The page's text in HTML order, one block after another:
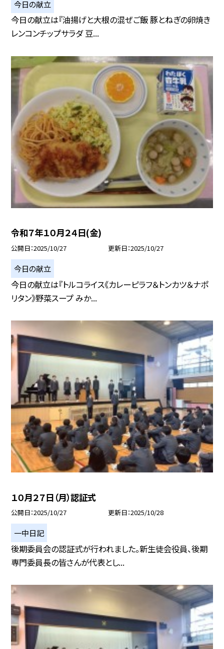
今日の献立
今日の献立は『油揚げと大根の混ぜご飯 豚とねぎの卵焼き
レンコンチップサラダ 豆...
令和７年１０月２４日(金)
公開日 2025/10/27 更新日 2025/10/27
今日の献立
今日の献立は『トルコライス《カレーピラフ＆トンカツ＆ナポ
リタン》野菜スープ みか...
１０月２７日（月）認証式
公開日 2025/10/27 更新日 2025/10/28
一中日記
後期委員会の認証式が行われました。新生徒会役員、後期
専門委員長の皆さんが代表とし...